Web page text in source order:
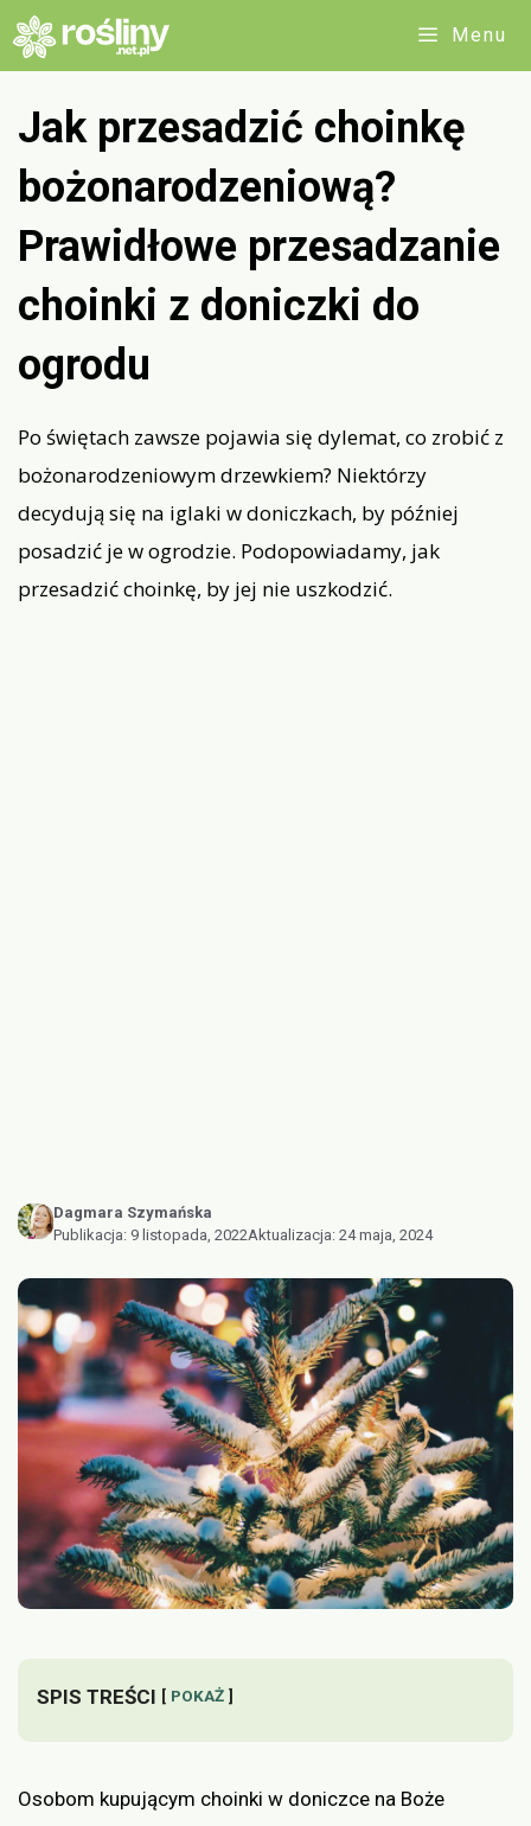
Przejdź
do
Menu
Jak przesadzić choinkę
bożonarodzeniową?
Prawidłowe przesadzanie
choinki z doniczki do
ogrodu
Po świętach zawsze pojawia się dylemat, co zrobić z
bożonarodzeniowym drzewkiem? Niektórzy
decydują się na iglaki w doniczkach, by później
posadzić je w ogrodzie. Podopowiadamy, jak
przesadzić choinkę, by jej nie uszkodzić.
Dagmara Szymańska
Publikacja: 9 listopada, 2022Aktualizacja: 24 maja, 2024
SPIS TREŚCI POKAŻ
Osobom kupującym choinki w doniczce na Boże